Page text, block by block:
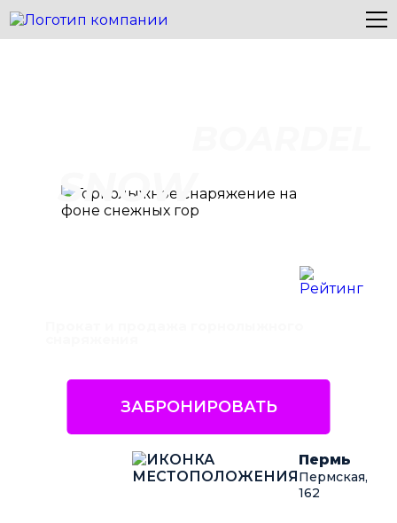
SNOW
ЗАБРОНИРОВАТЬ
Пермь
Пермская,
162